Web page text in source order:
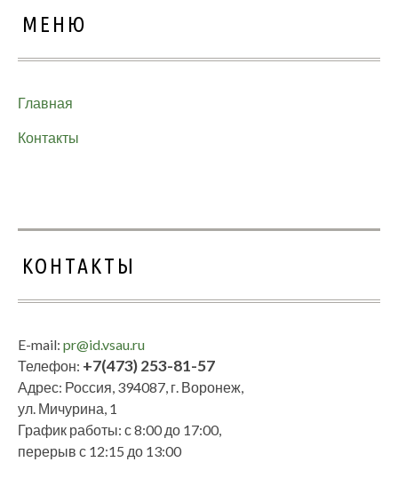
МЕНЮ
Главная
Контакты
КОНТАКТЫ
E-mail: pr@id.vsau.ru
Телефон: +7(473) 253-81-57
Адрес: Россия, 394087, г. Воронеж,
ул. Мичурина, 1
График работы: с 8:00 до 17:00,
перерыв с 12:15 до 13:00